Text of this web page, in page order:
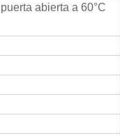
abierta a 60°C